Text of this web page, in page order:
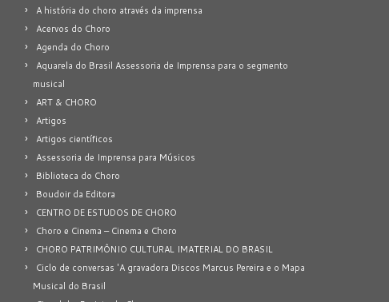
A história do choro através da imprensa
Acervos do Choro
Agenda do Choro
Aquarela do Brasil Assessoria de Imprensa para o segmento
musical
ART & CHORO
Artigos
Artigos científicos
Assessoria de Imprensa para Músicos
Biblioteca do Choro
Boudoir da Editora
CENTRO DE ESTUDOS DE CHORO
Choro e Cinema – Cinema e Choro
CHORO PATRIMÔNIO CULTURAL IMATERIAL DO BRASIL
Ciclo de conversas 'A gravadora Discos Marcus Pereira e o Mapa
Musical do Brasil